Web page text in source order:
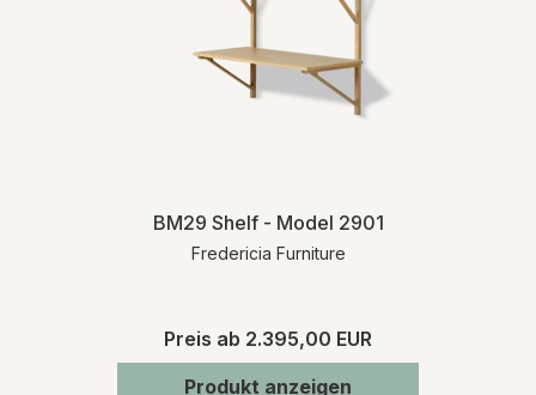
BM29 Shelf - Model 2901
Fredericia Furniture
Preis ab 2.395,00 EUR
Produkt anzeigen